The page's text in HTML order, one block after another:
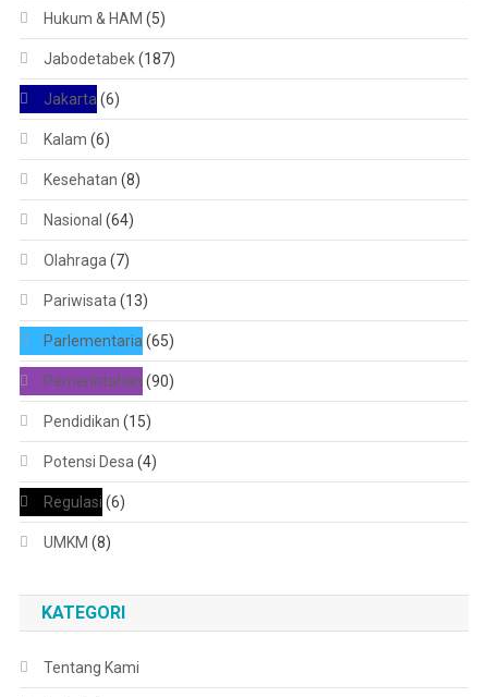
Hukum & HAM (5)
Jabodetabek(187)
Jakarta (6)
Kalam (6)
Kesehatan (8)
Nasional (64)
Olahraga (7)
Pariwisata (13)
Parlementaria (65)
Pemerintahan (90)
Pendidikan (15)
Potensi Desa (4)
Regulasi (6)
UMKM (8)
KATEGORI
Tentang Kami